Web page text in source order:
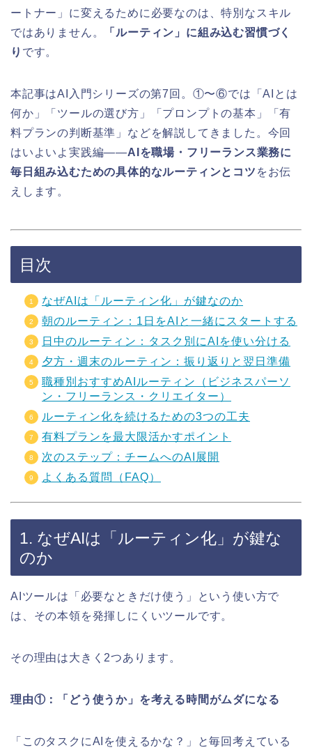
ートナー」に変えるために必要なのは、特別なスキル
ではありません。
「ルーティン」に組み込む習慣づく
り です。
本記事はAI入門シリーズの第7回。①〜⑥では「AIとは
何か」「ツールの選び方」「プロンプトの基本」「有
料プランの判断基準」などを解説してきました。今回
はいよいよ実践編——AIを職場・フリーランス業務に
毎日組み込むための具体的なルーティンとコツ をお伝
えします。
目次
なぜAIは「ルーティン化」が鍵なのか
朝のルーティン：1日をAIと一緒にスタートする
日中のルーティン：タスク別にAIを使い分ける
夕方・週末のルーティン：振り返りと翌日準備
職種別おすすめAIルーティン（ビジネスパーソ
ン・フリーランス・クリエイター）
ルーティン化を続けるための3つの工夫
有料プランを最大限活かすポイント
次のステップ：チームへのAI展開
よくある質問（FAQ）
1. なぜAIは「ルーティン化」が鍵な
のか
AIツールは「必要なときだけ使う」という使い方で
は、その本領を発揮しにくいツールです。
その理由は大きく2つあります。
理由①：「どう使うか」を考える時間がムダになる
「このタスクにAIを使えるかな？」と毎回考えている